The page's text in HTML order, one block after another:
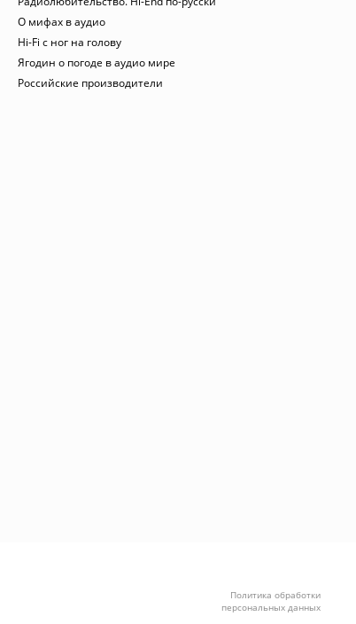
О мифах в аудио
Hi-Fi с ног на голову
Ягодин о погоде в аудио мире
Российские производители
Политика обработки
персональных данных